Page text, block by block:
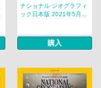
ナショナル ジオグラフィ
ック日本版 2021年5月...
購入